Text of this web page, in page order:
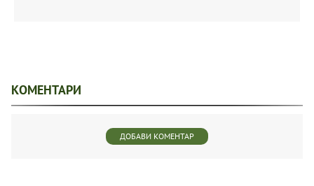
КОМЕНТАРИ
ДОБАВИ КОМЕНТАР